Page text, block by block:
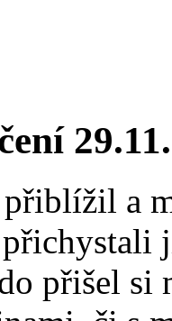
přiblížil a
přišel